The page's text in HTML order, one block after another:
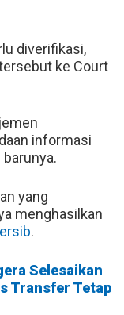
diverifikasi,
ke Court
informasi
yang
menghasilkan
.
Selesaikan
Transfer Tetap